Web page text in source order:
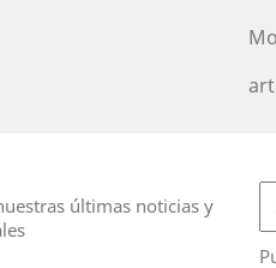
últimas noticias y